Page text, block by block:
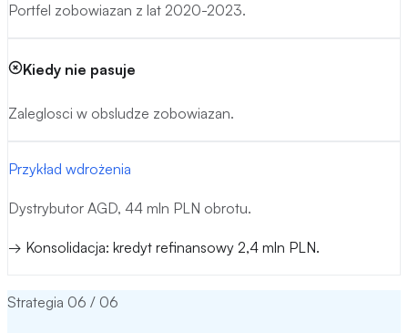
Cel strategii: Cel strategii: obnizenie miesiecznych kosztow
Portfel zobowiazan z lat 2020-2023.
Kiedy nie pasuje
Zaleglosci w obsludze zobowiazan.
Przykład wdrożenia
Dystrybutor AGD, 44 mln PLN obrotu.
→ Konsolidacja: kredyt refinansowy 2,4 mln PLN.
Strategia 06 / 06